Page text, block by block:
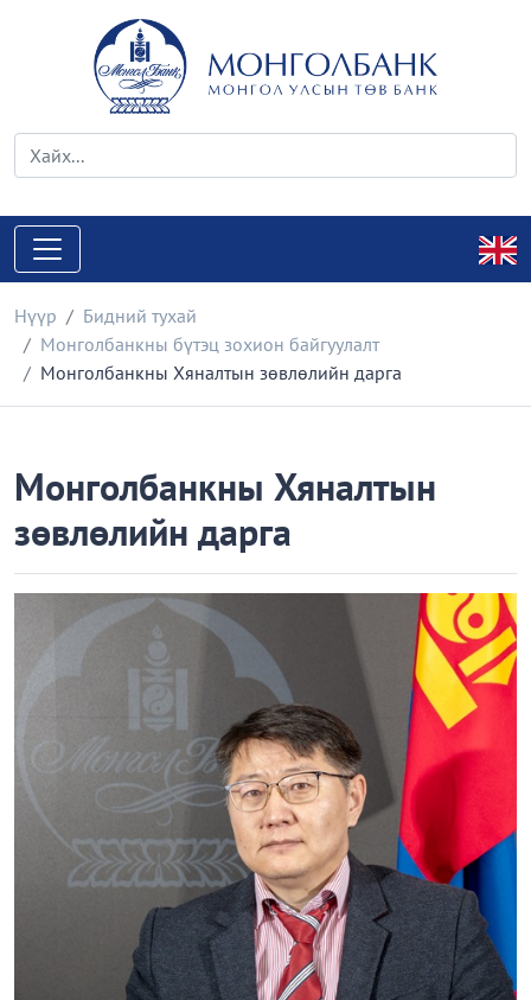
Нүүр
Бидний тухай
Монголбанкны бүтэц зохион байгуулалт
Монголбанкны Хяналтын зөвлөлийн дарга
Монголбанкны Хяналтын
зөвлөлийн дарга